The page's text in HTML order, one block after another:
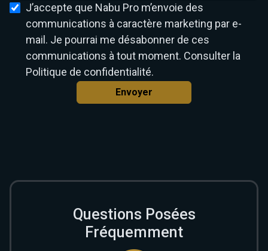
J’accepte que Nabu Pro m’envoie des
communications à caractère marketing par e-
mail. Je pourrai me désabonner de ces
communications à tout moment. Consulter la
Politique de confidentialité.
Envoyer
Questions Posées
Fréquemment